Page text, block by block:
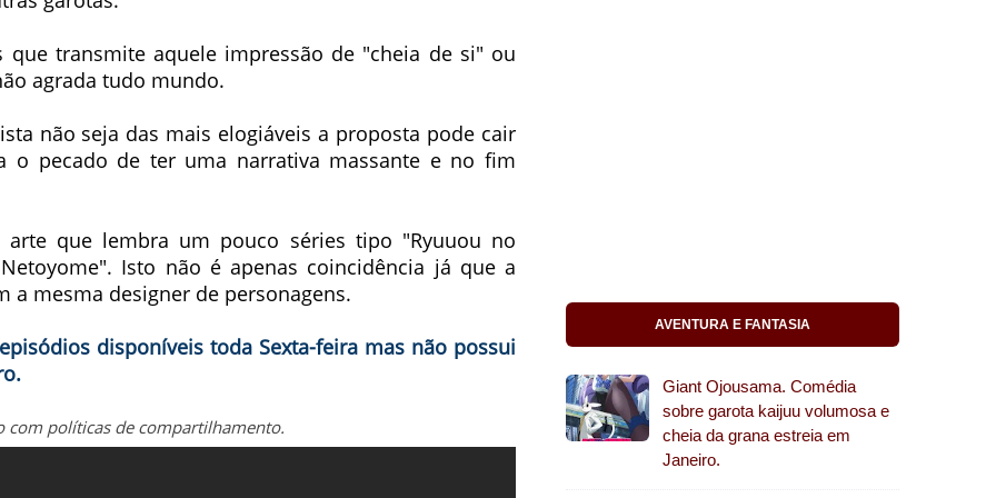
transmite aquele impressão de "cheia de si" ou
agrada tudo mundo.
não seja das mais elogiáveis a proposta pode cair
o pecado de ter uma narrativa massante e no fim
que lembra um pouco séries tipo "Ryuuou no
Isto não é apenas coincidência já que a
a mesma designer de personagens.
disponíveis toda Sexta-feira mas não possui
políticas de compartilhamento.
AVENTURA E FANTASIA
Giant Ojousama. Comédia
sobre garota kaijuu volumosa e
cheia da grana estreia em
Janeiro.